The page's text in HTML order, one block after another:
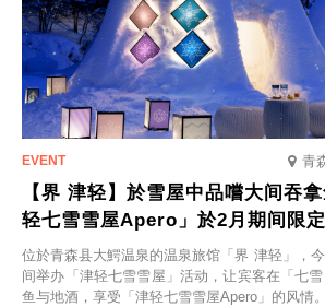
青
【界 津轻】於雪屋中品嚐大间吞
轻七雪雪屋Apero」於2月期间限
位於青森县大鰐温泉的温泉旅馆「界 津轻」，
间举办「津轻七雪雪屋」活动，让宾客在「七
鱼与地酒，享受「津轻七雪雪屋Apero」的风情。